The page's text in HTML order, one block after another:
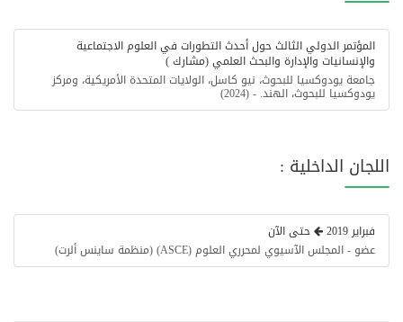
المؤتمر الدولي الثالث حول أحدث التطورات في العلوم الاجتماعية
والإنسانيات والإدارة والبحث العلمي (مشارك )
جامعة يودوكسيا للبحوث، نيو كاسل، الولايات المتحدة الأمريكية، ومركز
يودوكسيا للبحوث، الهند. - (2024)
اللجان الداخلية :
فبراير 2019
حتى الآن
عضو - المجلس الآسيوي لمحرري العلوم (ASCE) (منظمة ساينس ألرت)